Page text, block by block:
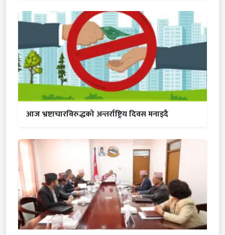
आज भ्रष्टाचारविरुद्धको अन्तर्राष्ट्रिय दिवस मनाइदै